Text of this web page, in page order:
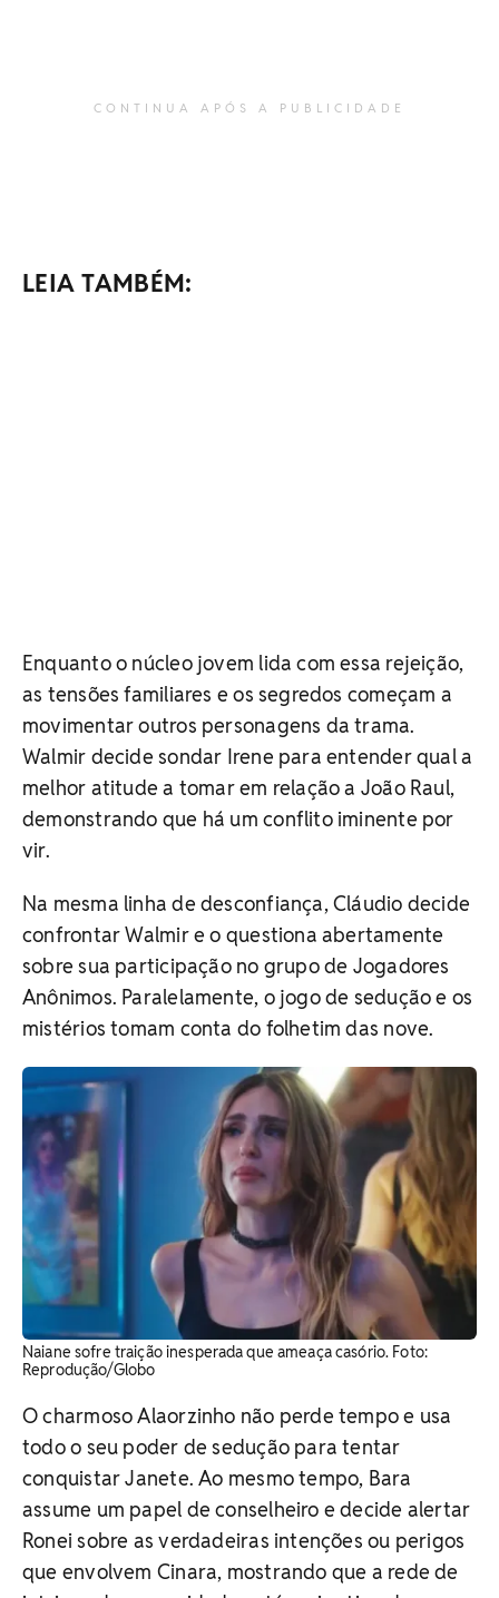
CONTINUA APÓS A PUBLICIDADE
LEIA TAMBÉM:
Enquanto o núcleo jovem lida com essa rejeição,
as tensões familiares e os segredos começam a
movimentar outros personagens da trama.
Walmir decide sondar Irene para entender qual a
melhor atitude a tomar em relação a João Raul,
demonstrando que há um conflito iminente por
vir.
Na mesma linha de desconfiança, Cláudio decide
confrontar Walmir e o questiona abertamente
sobre sua participação no grupo de Jogadores
Anônimos. Paralelamente, o jogo de sedução e os
mistérios tomam conta do folhetim das nove.
Naiane sofre traição inesperada que ameaça casório. ​Foto:
Reprodução/Globo
O charmoso Alaorzinho não perde tempo e usa
todo o seu poder de sedução para tentar
conquistar Janete. Ao mesmo tempo, Bara
assume um papel de conselheiro e decide alertar
Ronei sobre as verdadeiras intenções ou perigos
que envolvem Cinara, mostrando que a rede de